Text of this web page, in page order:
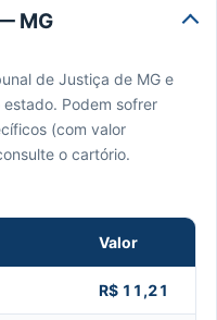
MG
de Justiça de MG e
Podem sofrer
(com valor
o cartório.
Valor
R$ 11,21